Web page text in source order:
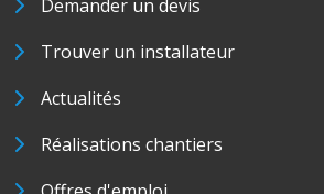
Demander un devis
Trouver un installateur
Actualités
Réalisations chantiers